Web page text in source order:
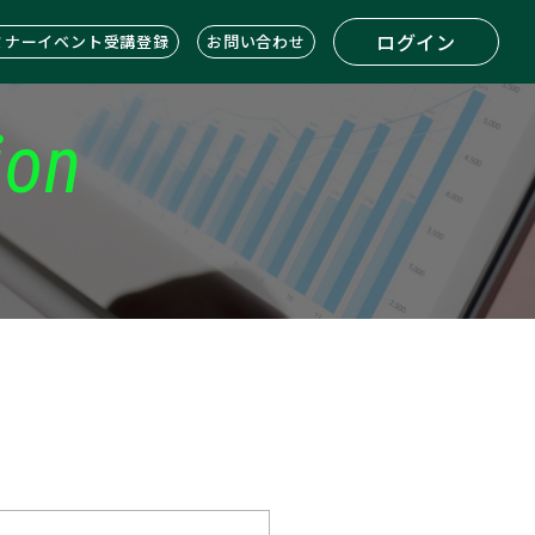
ナーイベント受講登録 お問い合わせ ログイン